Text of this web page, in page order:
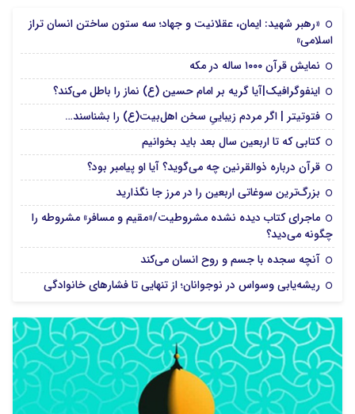
«رهبر شهید: ایمان، عقلانیت و جهاد؛ سه ستون ساختن انسان تراز
اسلامی»
نمایش قرآن ۱۰۰۰ ساله در مکه
اینفوگرافیک|آیا گریه بر امام حسین (ع) نماز را باطل می‌کند؟
فتوتیتر | اگر مردم زیباییِ سخن اهل‌بیت(ع) را بشناسند…
کتابی که تا اربعین سال بعد باید بخوانیم
قرآن درباره ذوالقرنین چه می‌گوید؟ آیا او پیامبر بود؟
بزرگ‌ترین سوغاتی اربعین را در مرز جا نگذارید
ماجرای کتاب دیده نشده مشروطیت/«مقیم و مسافر» مشروطه را
چگونه می‌دید؟
آنچه سجده با جسم و روح انسان می‌کند
ریشه‌یابی وسواس در نوجوانان؛ از تنهایی تا فشارهای خانوادگی